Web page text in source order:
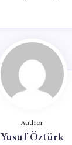
Author
Yusuf Öztürk